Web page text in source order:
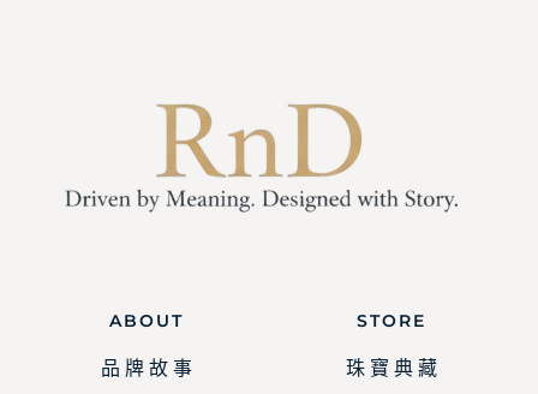
ABOUT
品 牌 故 事
STORE
珠 寶 典 藏